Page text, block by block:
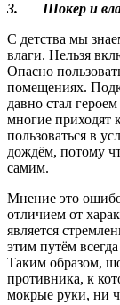
3. Шокер и
С детства мы
влаги. Нельзя
Опасно
помещениях.
давно стал
многие приходят
пользоваться в
дождём, потому
самим.
Мнение это
отличием от
является
этим путём
Таким образом,
противника, к
мокрые руки, ни